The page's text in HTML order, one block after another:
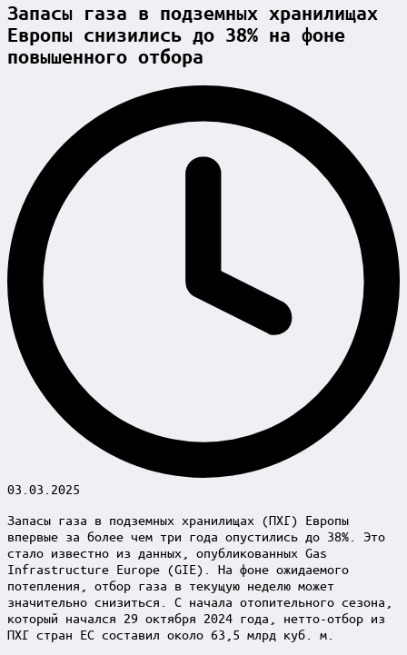
Запасы газа в подземных хранилищах
Европы снизились до 38% на фоне
повышенного отбора
03.03.2025
Запасы газа в подземных хранилищах (ПХГ) Европы
впервые за более чем три года опустились до 38%. Это
стало известно из данных, опубликованных Gas
Infrastructure Europe (GIE). На фоне ожидаемого
потепления, отбор газа в текущую неделю может
значительно снизиться. С начала отопительного сезона,
который начался 29 октября 2024 года, нетто-отбор из
ПХГ стран ЕС составил около 63,5 млрд куб. м.